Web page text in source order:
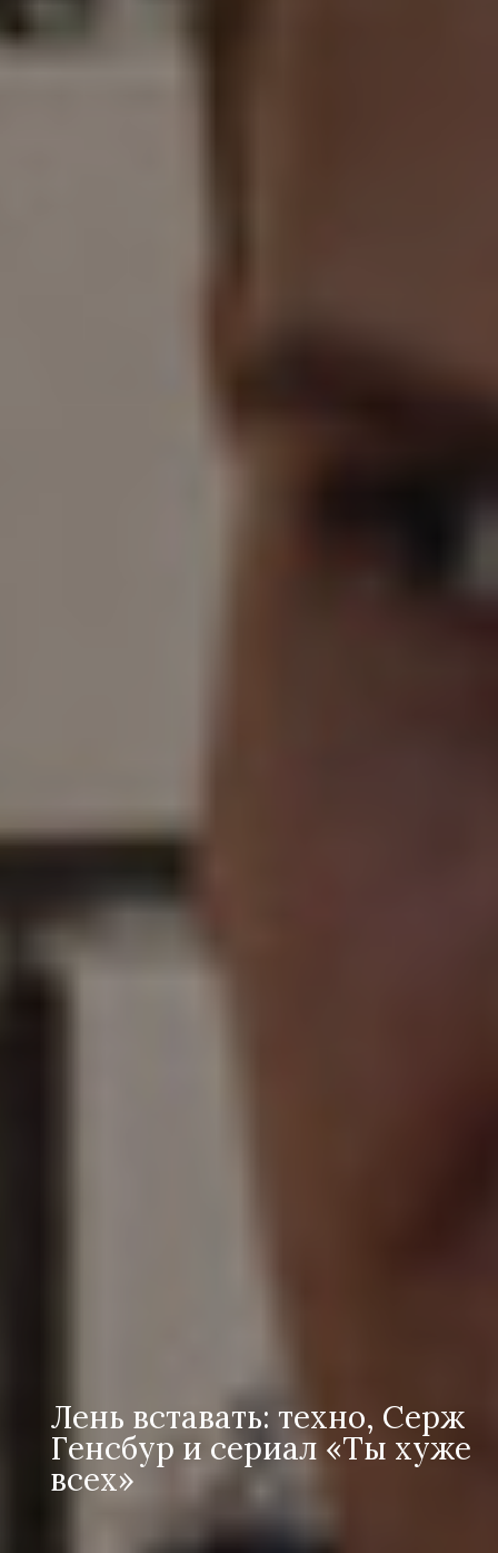
Лень вставать: техно, Серж
Генсбур и сериал «Ты хуже
всех»